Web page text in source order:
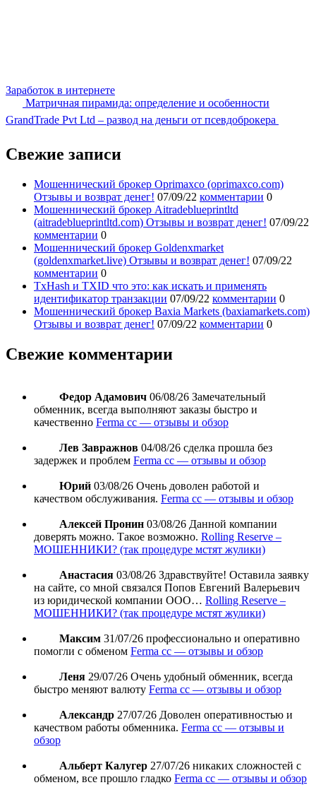
Заработок в интернете
Матричная пирамида: определение и особенности
GrandTrade Pvt Ltd – развод на деньги от псевдоброкера
Свежие записи
Мошеннический брокер Oprimaxco (oprimaxco.com)
Отзывы и возврат денег! 07/09/22 комментарии 0
Мошеннический брокер Aitradeblueprintltd
(aitradeblueprintltd.com) Отзывы и возврат денег! 07/09/22
комментарии 0
Мошеннический брокер Goldenxmarket
(goldenxmarket.live) Отзывы и возврат денег! 07/09/22
комментарии 0
TxHash и TXID что это: как искать и применять
идентификатор транзакции 07/09/22 комментарии 0
Мошеннический брокер Baxia Markets (baxiamarkets.com)
Отзывы и возврат денег! 07/09/22 комментарии 0
Свежие комментарии
Федор Адамович 06/08/26 Замечательный
обменник, всегда выполняют заказы быстро и
качественно Ferma cc — отзывы и обзор
Лев Завражнов 04/08/26 сделка прошла без
задержек и проблем Ferma cc — отзывы и обзор
Юрий 03/08/26 Очень доволен работой и
качеством обслуживания. Ferma cc — отзывы и обзор
Алексей Пронин 03/08/26 Данной компании
доверять можно. Такое возможно. Rolling Reserve –
МОШЕННИКИ? (так процедуре мстят жулики)
Анастасия 03/08/26 Здравствуйте! Оставила заявку
на сайте, со мной связался Попов Евгений Валерьевич
из юридической компании ООО… Rolling Reserve –
МОШЕННИКИ? (так процедуре мстят жулики)
Максим 31/07/26 профессионально и оперативно
помогли с обменом Ferma cc — отзывы и обзор
Леня 29/07/26 Очень удобный обменник, всегда
быстро меняют валюту Ferma cc — отзывы и обзор
Александр 27/07/26 Доволен оперативностью и
качеством работы обменника. Ferma cc — отзывы и
обзор
Альберт Калугер 27/07/26 никаких сложностей с
обменом, все прошло гладко Ferma cc — отзывы и обзор